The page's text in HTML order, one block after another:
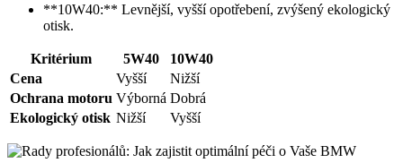
**10W40:** ⁣Levnější, vyšší ‍opotřebení, zvýšený ekologický
otisk.
Kritérium 5W40
10W40
Cena
Vyšší
Nižší
Ochrana motoru Výborná Dobrá
Ekologický otisk Nižší Vyšší